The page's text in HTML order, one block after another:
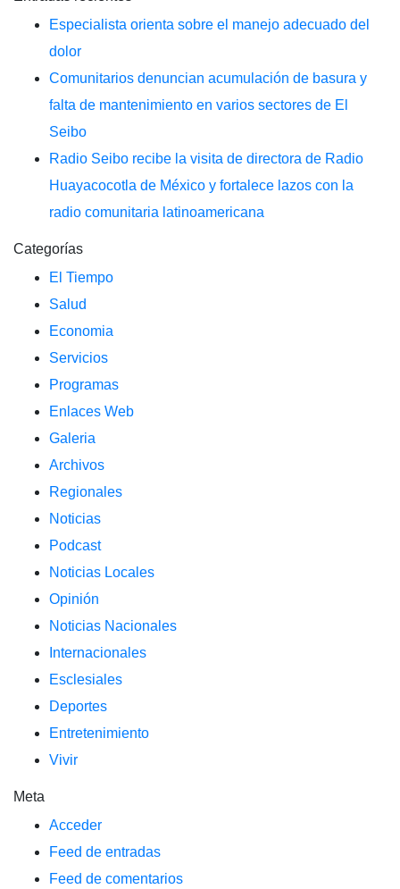
Especialista orienta sobre el manejo adecuado del
dolor
Comunitarios denuncian acumulación de basura y
falta de mantenimiento en varios sectores de El
Seibo
Radio Seibo recibe la visita de directora de Radio
Huayacocotla de México y fortalece lazos con la
radio comunitaria latinoamericana
Categorías
El Tiempo
Salud
Economia
Servicios
Programas
Enlaces Web
Galeria
Archivos
Regionales
Noticias
Podcast
Noticias Locales
Opinión
Noticias Nacionales
Internacionales
Esclesiales
Deportes
Entretenimiento
Vivir
Meta
Acceder
Feed de entradas
Feed de comentarios